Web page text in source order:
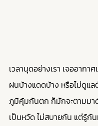
เวลานุดอย่างเรา เจออาก
ฝนบ้างแดดบ้าง หรือไม่ดูแล
ภูมิคุ้มกันตก ก็มักจะตามมา
เป็นหวัด ไม่สบายกัน แต่รู้กั